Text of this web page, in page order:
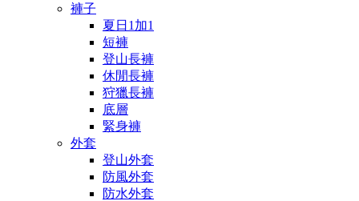
褲子
夏日1加1
短褲
登山長褲
休閒長褲
狩獵長褲
底層
緊身褲
外套
登山外套
防風外套
防水外套